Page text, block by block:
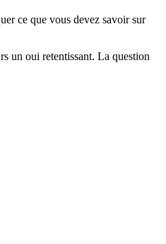
ce que vous devez savoir sur
un oui retentissant. La question